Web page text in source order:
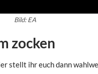
Bild: EA
zocken
stellt ihr euch dann